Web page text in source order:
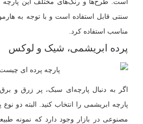
سنتی قابل استفاده است و با توجه به
مناسب استفاده کرد.
پرده ابریشمی، شیک و لوکس
اگر به دنبال پارچه‌ای سبک، پر زرق و
پارچه ابریشمی را انتخاب کنید. البته دو
مصنوعی در بازار وجود دارد که نمونه